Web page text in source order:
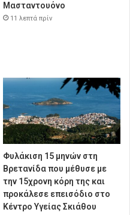
Μασταντουόνο
11 λεπτά πρίν
Φυλάκιση 15 μηνών στη
Βρετανίδα που μέθυσε με
την 15χρονη κόρη της και
προκάλεσε επεισόδιο στο
Κέντρο Υγείας Σκιάθου